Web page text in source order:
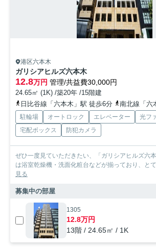
港区六本木
ガリシアヒルズ六本木
12.8万円 管理/共益費30,000円
24.65㎡ (1K) /築20年 /15階建
日比谷線「六本木」駅 徒歩6分
南北線「六本
駐輪場 オートロック エレベーター
光フ
宅配ボックス
防犯カメラ
ぜひ一度見ていただきたい、「ガリシアヒルズ六
は浴室乾燥機・洗面化粧台などが揃っており、と
見る
募集中の部屋
1305
12.8万円
13階 / 24.65㎡ / 1K